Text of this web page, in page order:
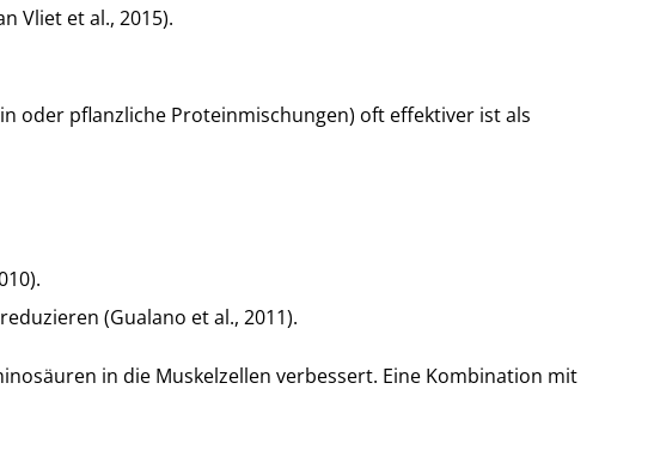
Vliet et al., 2015).
oder pflanzliche Proteinmischungen) oft effektiver ist als
(Gualano et al., 2011).
in die Muskelzellen verbessert. Eine Kombination mit